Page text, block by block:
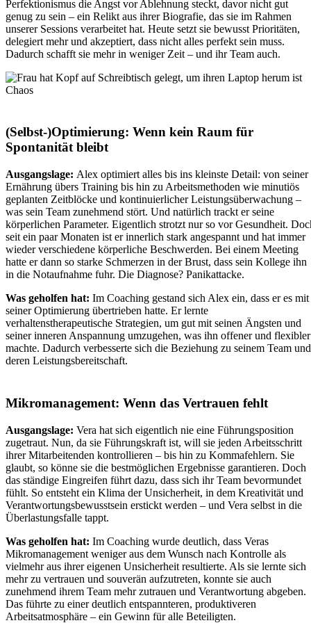
Perfektionismus die Angst vor Ablehnung steckt, davor nicht gut
genug zu sein – ein Relikt aus ihrer Biografie, das sie im Rahmen
unserer Sessions verarbeitet hat. Heute setzt sie bewusst Prioritäten,
delegiert mehr und akzeptiert, dass nicht alles perfekt sein muss.
Dadurch schafft sie mehr in weniger Zeit – und ihr Team auch.
(Selbst-)Optimierung: Wenn kein Raum für
Spontanität bleibt
Ausgangslage: Alex optimiert alles bis ins kleinste Detail: von seiner
Ernährung übers Training bis hin zu Arbeitsmethoden wie minutiös
geplanten Zeitblöcke und kontinuierlicher Leistungsüberwachung –
was sein Team zunehmend stört. Und natürlich trackt er seine
körperlichen Parameter. Eigentlich strotzt nur so vor Gesundheit.
seit ein paar Monaten ist er innerlich stark angespannt und hat immer
wieder verschiedene körperliche Beschwerden. Bei einem Meeting
hatte er dann so starke Schmerzen in der Brust, dass sein Kollege ihn
in die Notaufnahme fuhr. Die Diagnose? Panikattacke.
Was geholfen hat: Im Coaching gestand sich Alex ein, dass er es mit
seiner Optimierung übertrieben hatte. Er lernte
verhaltenstherapeutische Strategien, um gut mit seinen Ängsten und
seiner inneren Anspannung umzugehen, was ihn offener und flexibler
machte. Dadurch verbesserte sich die Beziehung zu seinem Team und
deren Leistungsbereitschaft.
Mikromanagement: Wenn das Vertrauen fehlt
Ausgangslage: Vera hat sich eigentlich nie eine Führungsposition
zugetraut. Nun, da sie Führungskraft ist, will sie jeden Arbeitsschritt
ihrer Mitarbeitenden kontrollieren – bis hin zu Kommafehlern. Sie
glaubt, so könne sie die bestmöglichen Ergebnisse garantieren. Doch
das ständige Eingreifen führt dazu, dass sich ihr Team bevormundet
fühlt. So entsteht ein Klima der Unsicherheit, in dem Kreativität und
Verantwortungsbewusstsein erstickt werden – und Vera selbst in die
Überlastungsfalle tappt.
Was geholfen hat: Im Coaching wurde deutlich, dass Veras
Mikromanagement weniger aus dem Wunsch nach Kontrolle als
vielmehr aus ihrer eigenen Unsicherheit resultierte. Als sie lernte sich
mehr zu vertrauen und souverän aufzutreten, konnte sie auch
zunehmend ihrem Team mehr zutrauen und Verantwortung abgeben.
Das führte zu einer deutlich entspannteren, produktiveren
Arbeitsatmosphäre – ein Gewinn für alle Beteiligten.